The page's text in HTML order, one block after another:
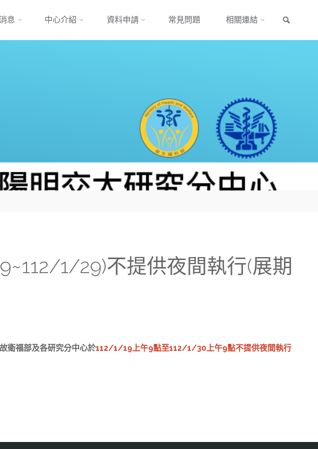
息 中心介紹 資料申請 常見問題 相關連結
1/29)不提供夜間執行(展期
衛福部及各研究分中心於112/1/19上午9點至112/1/30上午9點不提供夜間執行